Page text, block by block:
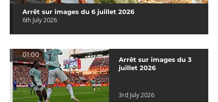
Arrêt sur images du 6 juillet 2026
6th July 2026
01:00
Arrêt sur images du 3
juillet 2026
3rd July 2026